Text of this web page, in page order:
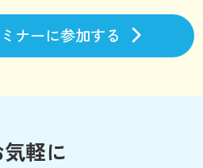
ナーに参加する
気軽に